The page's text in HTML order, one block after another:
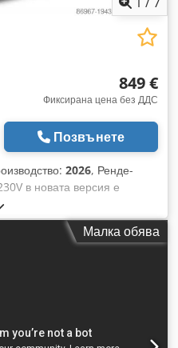
849 €
Фиксирана цена без ДДС
Позвънете
2026, Ренде-
в новата версия е
машина,
изискват прецизност,
при захранване
функциите на фуга
точност на обработка
с твърда и мека
Малка обява